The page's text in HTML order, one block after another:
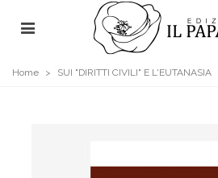
Home > SUI "DIRITTI CIVILI" E L'EUTANASIA